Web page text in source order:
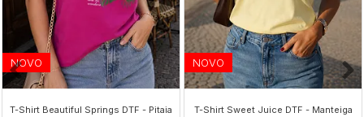
NOVO
T-Shirt Beautiful Springs DTF - Pitaia
NOVO
T-Shirt Sweet Juice DTF - Manteiga